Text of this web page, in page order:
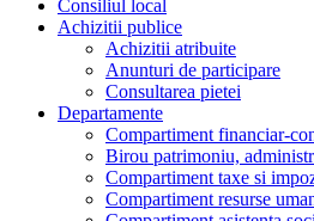
Consiliul local
Achizitii publice
Achizitii atribuite
Anunturi de participare
Consultarea pietei
Departamente
Compartiment financiar-
Birou patrimoniu,
Compartiment taxe si
Compartiment resurse